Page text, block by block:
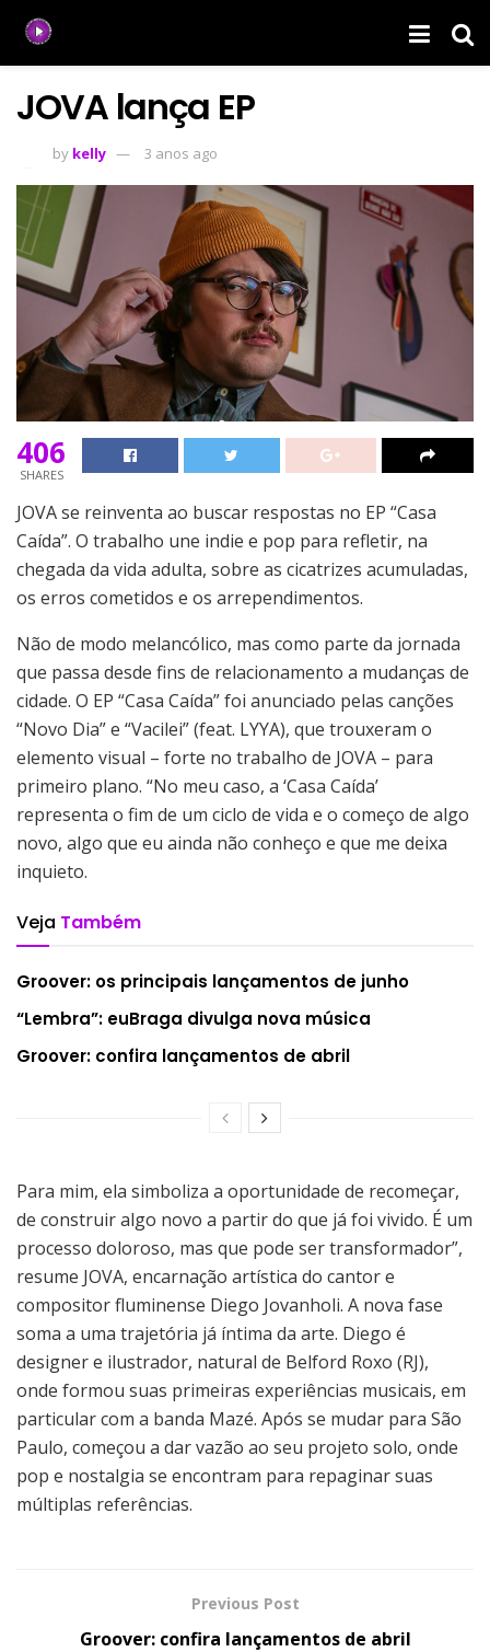
JOVA lança EP
by kelly 3 anos ago
406
SHARES
JOVA se reinventa ao buscar respostas no EP “Casa
Caída”. O trabalho une indie e pop para refletir, na
chegada da vida adulta, sobre as cicatrizes acumuladas,
os erros cometidos e os arrependimentos.
Não de modo melancólico, mas como parte da jornada
que passa desde fins de relacionamento a mudanças de
cidade. O EP “Casa Caída” foi anunciado pelas canções
“Novo Dia” e “Vacilei” (feat. LYYA), que trouxeram o
elemento visual – forte no trabalho de JOVA – para
primeiro plano. “No meu caso, a ‘Casa Caída’
representa o fim de um ciclo de vida e o começo de algo
novo, algo que eu ainda não conheço e que me deixa
inquieto.
Veja Também
Groover: os principais lançamentos de junho
“Lembra”: euBraga divulga nova música
Groover: confira lançamentos de abril
Para mim, ela simboliza a oportunidade de recomeçar,
de construir algo novo a partir do que já foi vivido. É um
processo doloroso, mas que pode ser transformador”,
resume JOVA, encarnação artística do cantor e
compositor fluminense Diego Jovanholi. A nova fase
soma a uma trajetória já íntima da arte. Diego é
designer e ilustrador, natural de Belford Roxo (RJ),
onde formou suas primeiras experiências musicais, em
particular com a banda Mazé. Após se mudar para São
Paulo, começou a dar vazão ao seu projeto solo, onde
pop e nostalgia se encontram para repaginar suas
múltiplas referências.
Previous Post
Groover: confira lançamentos de abril